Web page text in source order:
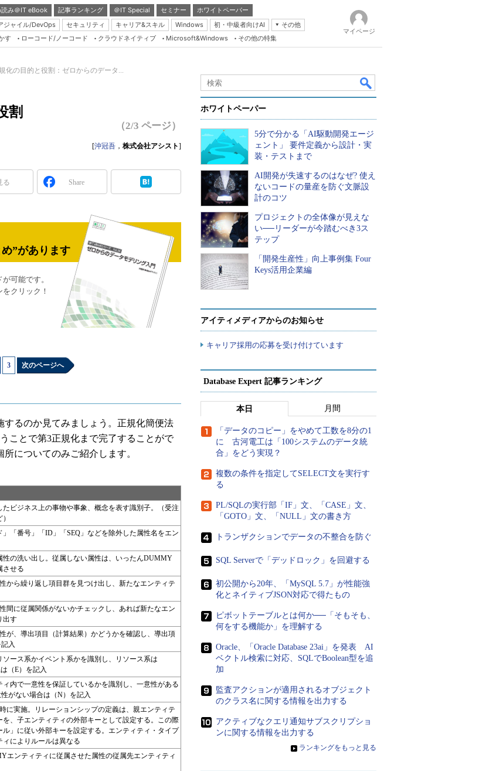
み＠IT eBook 記事ランキング ＠IT Special セミナー
ホワイトペーパー
ジャイル/DevOps セキュリティ キャリア&スキル Windows 初・中級者向けAI
その他
Server & Storage
Database Expert
Master of IP Network
Security & Trust
Insider.NET
ブログ
す ローコード/ノーコード クラウドネイティブ Microsoft&Windows その他の特集
マイページ
化の目的と役割：ゼロからのデータ...
割
（2/3 ページ）
[沖冠吾 ， 株式会社アシスト]
る Share
”があります
可能です。
クリック！
3 次のページへ
るのか見てみましょう。正規化簡便法
ことで第3正規化まで完了することがで
についてのみご紹介します。
たビジネス上の事物や事象、概念を表す識別子。（受注
「番号」「ID」「SEQ」などを除外した属性名をエン
性の洗い出し。従属しない属性は、いったんDUMMY
させる
から繰り返し項目群を見つけ出し、新たなエンティテ
間に従属関係がないかチェックし、あれば新たなエン
出す
が、導出項目（計算結果）かどうかを確認し、導出項
入
ソース系かイベント系かを識別し、リソース系は
（E）を記入
ィ内で一意性を保証しているかを識別し、一意性がある
がない場合は（N）を記入
に実施。リレーションシップの定義は、親エンティテ
を、子エンティティの外部キーとして設定する。この際
ル」に従い外部キーを設定する。エンティティ・タイプ
ィによりルールは異なる
エンティティに従属させた属性の従属先エンティティ
ホワイトペーパー
5分で分かる「AI駆動開発エージ
ェント」 要件定義から設計・実
装・テストまで
AI開発が失速するのはなぜ? 使え
ないコードの量産を防ぐ文脈設
計のコツ
プロジェクトの全体像が見えな
い──リーダーが今踏むべき3ス
テップ
「開発生産性」向上事例集 Four
Keys活用企業編
アイティメディアからのお知らせ
キャリア採用の応募を受け付けています
Database Expert 記事ランキング
本日 月間
「データのコピー」をやめて工数を8分の1
に 古河電工は「100システムのデータ統
合」をどう実現？
複数の条件を指定してSELECT文を実行す
る
PL/SQLの実行部「IF」文、「CASE」文、
「GOTO」文、「NULL」文の書き方
トランザクションでデータの不整合を防ぐ
SQL Serverで「デッドロック」を回避する
初公開から20年、「MySQL 5.7」が性能強
化とネイティブJSON対応で得たもの
ピボットテーブルとは何か──「そもそも、
何をする機能か」を理解する
Oracle、「Oracle Database 23ai」を発表 AI
ベクトル検索に対応、SQLでBoolean型を追
加
監査アクションが適用されるオブジェクト
のクラス名に関する情報を出力する
アクティブなクエリ通知サブスクリプショ
ンに関する情報を出力する
» ランキングをもっと見る